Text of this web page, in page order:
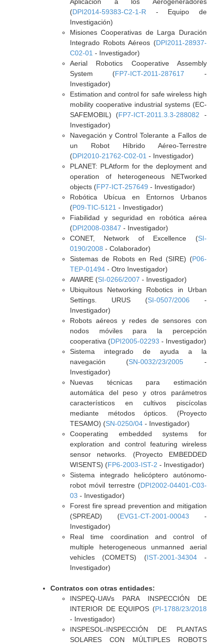
(DPI2014-59383-C2-1-R - Equipo de
Investigación)
Misiones Cooperativas de Larga Duración
Integrado Robots Aéreos (DPI2011-28937-
C02-01 - Investigador)
Aerial Robotics Cooperative Assembly
System (FP7-ICT-2011-287617 -
Investigador)
Estimation and control for safe wireless high
mobility cooperative industrial systems (EC-
SAFEMOBIL) (FP7-ICT-2011.3.3-288082 -
Investigador)
Navegación y Control Tolerante a Fallos de
un Robot Híbrido Aéreo-Terrestre
(DPI2010-21762-C02-01 - Investigador)
PLANET: PLAtform for the deployment and
operation of heterogeneous NETworked
objects (FP7-ICT-257649 - Investigador)
Robótica Ubícua en Entornos Urbanos
(P09-TIC-5121 - Investigador)
Fiabilidad y seguridad en robótica aérea
(DPI2008-03847 - Investigador)
CONET, Network of Excellence (SI-
0190/2008 - Colaborador)
Sistemas de Robots en Red (SIRE) (P06-
TEP-01494- Otro Investigador)
AWARE (SI-0266/2007 - Investigador)
Ubiquitous Networking Robotics in Urban
Settings. URUS (SI-0507/2006 -
Investigador)
Robots aéreos y redes de sensores con
nodos móviles para la percepción
cooperativa (DPI2005-02293 - Investigador)
Sistema integrado de ayuda a la
navegación (SN-0032/23/2005 -
Investigador)
Nuevas técnicas para estimación
automática del peso y otros parámetros
característicos en cultivos piscícolas
mediante métodos ópticos. (Proyecto
TESAMO) (SN-0250/04- Investigador)
Cooperating embedded systems for
exploration and control featuring wireless
sensor networks. (Proyecto EMBEDDED
WISENTS) (FP6-2003-IST-2 - Investigador)
Sistema integrado helicóptero autónomo-
robot móvil terrestre (DPI2002-04401-C03-
03 - Investigador)
Forest fire spread prevention and mitigation
(SPREAD) (EVG1-CT-2001-00043 -
Investigador)
Real time coordination and control of
multiple heterogeneous unmanned aerial
vehicles (COMETS) (IST-2001-34304-
Investigador)
Contratos con otras entidades:
INSPEQ-UAVs PARA INSPECCIÓN DE
INTERIOR DE EQUIPOS (PI-1788/23/2018
- Investigador)
INSPESOL-INSPECCIÓN DE PLANTAS
SOLARES CON MÚLTIPLES ROBOTS